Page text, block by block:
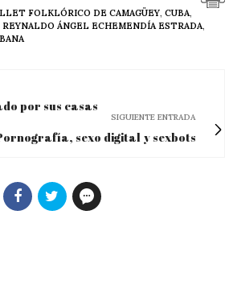
FOLKLÓRICO DE CAMAGÜEY, CUBA,
REYNALDO ÁNGEL ECHEMENDÍA ESTRADA,
por sus casas
SIGUIENTE ENTRADA
sexo digital y sexbots